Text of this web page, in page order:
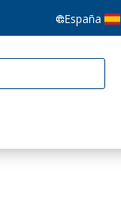
España